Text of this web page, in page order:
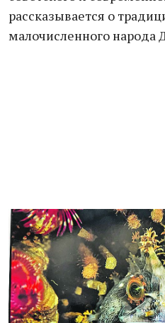
рассказывается о
малочисленного народа